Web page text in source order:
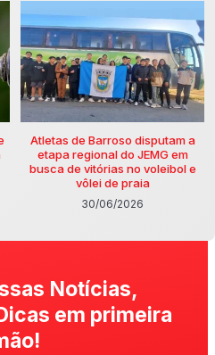
Atletas de Barroso disputam a
etapa regional do JEMG em
busca de vitórias no voleibol e
vôlei de praia
30/06/2026
Notícias,
em primeira